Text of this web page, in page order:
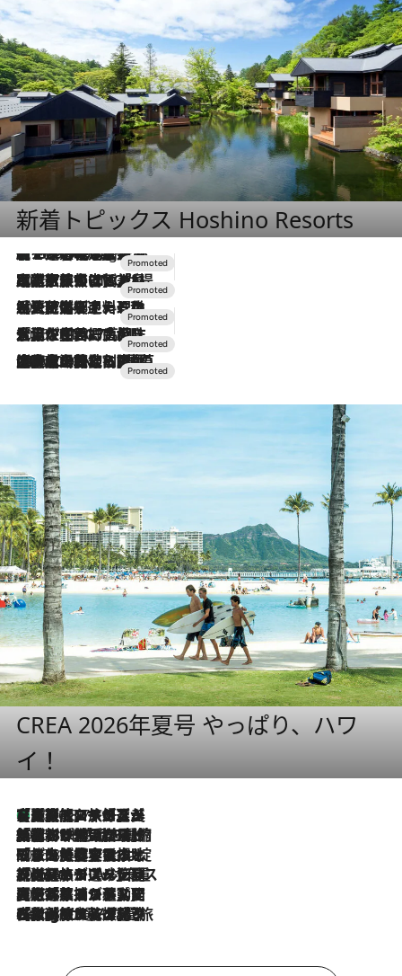
新着トピックス Hoshino Resorts
10 Hours Ago
【トンボの足水浴】ヒノキの香りに包まれて涼感マックス！約13℃の湧水かけ流しを避暑地「星野温泉 トンボの湯」で体験
2026.7.31
【ホテル帰省】という選択肢をOMOが提案。家族とほどよい距離を保つには「昼は実家、夜は気兼ねなくホテルで！」
2026.7.24
【夏限定ディナーコース】旬を迎える稚鮎や花ズッキーニなどをイタリア・トスカーナの郷土料理の手法で満喫！
2026.7.17
「土佐和ハーブかき氷」がOMO7高知に登場！生姜、山椒、大葉など目にも舌にも涼を呼ぶ郷土の味
2026.7.10
NEW OPEN！【界 草津】名湯の地に誕生。趣の異なる2種の温泉と上州ならではの会席・蕎麦割烹など美食を味わう究極の癒やし旅
CREA 2026年夏号 やっぱり、ハワ
イ！
2026.8.7
【厳選旅コスメ】「多機能アイテムがメイン！」旅好き美容エディターが選んだ夏旅ベストコスメを発表【Mサイズジップ】
2026.8.6
「荷物が増えるほど旅ストレスは増す」美容ジャーナリストがたどり着いた最終結論。“化粧品を劇的に減らす”感動の凝縮美容とは
2026.8.6
「旅先には金髪ウィッグを持参」日本と同じメイクでは損してる!? 美容ジャーナリストが提案する“掟破りの旅美容”とは
2026.8.6
【厳選旅コスメ】「身軽さ＆UV対策重視！」ヘアアーティストshucoが選んだ夏旅ベストコスメを発表【Mサイズジップ】
2026.8.5
【厳選旅コスメ】国内をあちこち移動する河井菜摘が選んだ夏旅ベストコスメ発表！「リラックスアイテムはマスト」【Mサイズジップ】
2026.8.4
【厳選旅コスメ】「紫外線＆乾燥対策しながらメイク感も！」ヘア＆メイクGeorgeが選んだ夏旅ベストコスメを発表！【Mサイズジップ】